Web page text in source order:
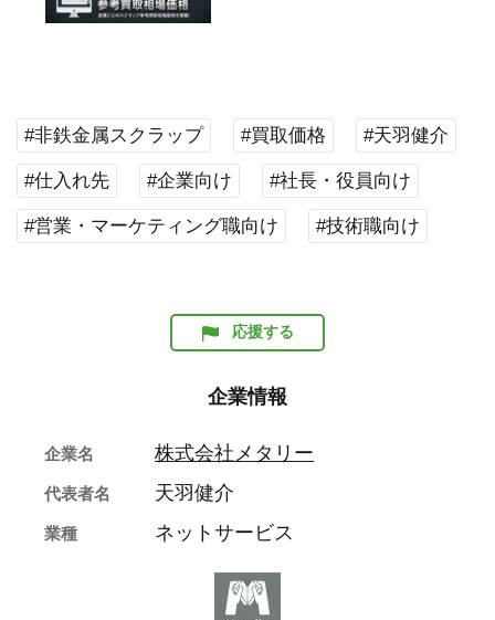
#非鉄金属スクラップ #買取価格 #天羽健介
#仕入れ先 #企業向け #社長・役員向け
#営業・マーケティング職向け #技術職向け
応援する
企業情報
企業名 株式会社メタリー
代表者名 天羽健介
業種 ネットサービス